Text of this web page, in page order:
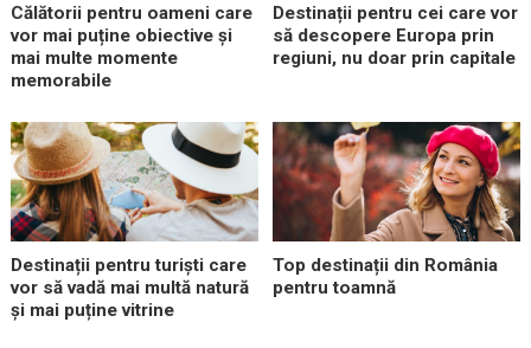
Călătorii pentru oameni care
vor mai puține obiective și
mai multe momente
memorabile
Destinații pentru cei care vor
să descopere Europa prin
regiuni, nu doar prin capitale
Destinații pentru turiști care
vor să vadă mai multă natură
și mai puține vitrine
Top destinații din România
pentru toamnă